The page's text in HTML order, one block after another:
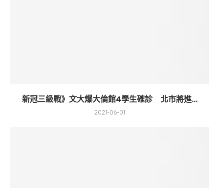
新冠三級戰》文大爆大倫館4學生確診 北市將進...
2021-06-01